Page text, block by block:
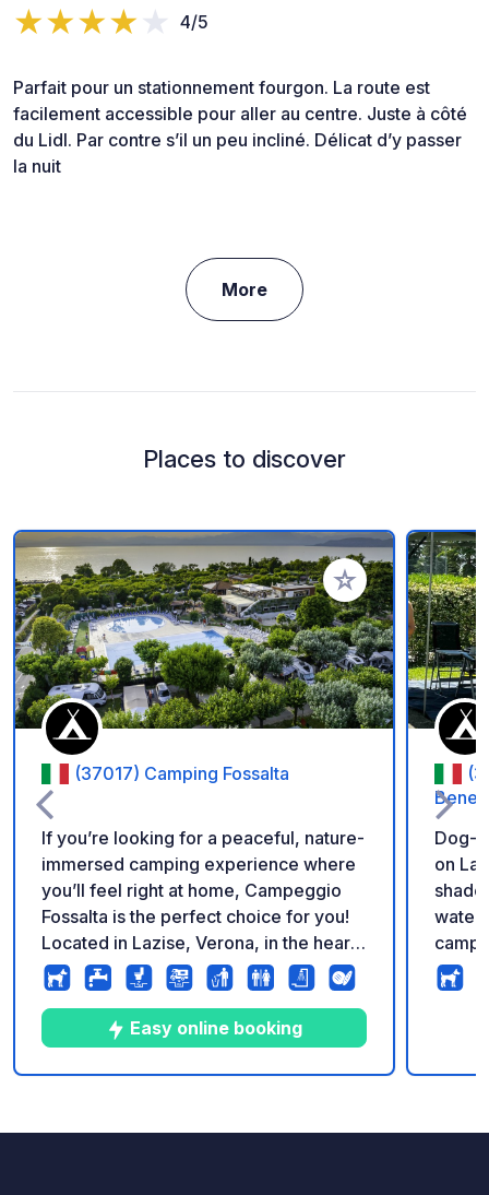
4/5
Parfait pour un stationnement fourgon. La route est
facilement accessible pour aller au centre. Juste à côté
du Lidl. Par contre s’il un peu incliné. Délicat d’y passer
la nuit
More
Places to discover
Add to your
(37017) Camping Fossalta
If you’re looking for a peaceful, nature-
immersed camping experience where
you’ll feel right at home, Campeggio
Fossalta is the perfect choice for you!
Located in Lazise, Verona, in the heart
of Lake Garda, our campsite is a haven
of peace and serenity, surrounded by
the lake’s crystal-clear waters and lush
vegetation. Since 1969, Campeggio
Fossalta has been family-run with
Easy online booking
Dog-
on
water